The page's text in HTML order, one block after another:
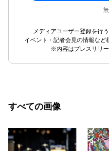
メディアユーザー登録を行
イベント・記者会見の情報など
※内容はプレスリリー
すべての画像